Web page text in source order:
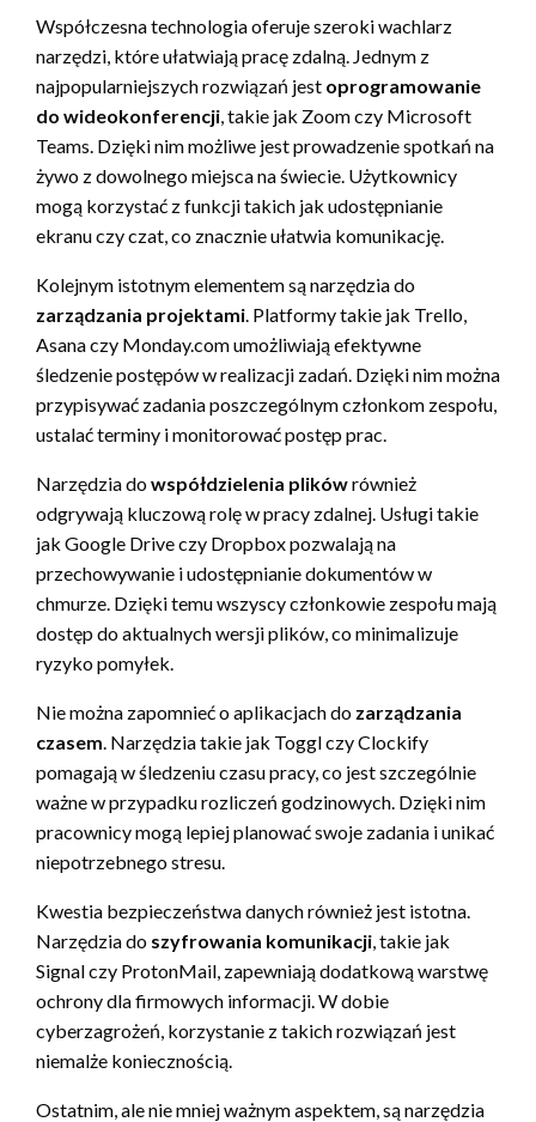
Współczesna technologia oferuje szeroki wachlarz
narzędzi, które ułatwiają pracę zdalną. Jednym z
najpopularniejszych rozwiązań jest oprogramowanie
do wideokonferencji, takie jak Zoom czy Microsoft
Teams. Dzięki nim możliwe jest prowadzenie spotkań na
żywo z dowolnego miejsca na świecie. Użytkownicy
mogą korzystać z funkcji takich jak udostępnianie
ekranu czy czat, co znacznie ułatwia komunikację.
Kolejnym istotnym elementem są narzędzia do
zarządzania projektami. Platformy takie jak Trello,
Asana czy Monday.com umożliwiają efektywne
śledzenie postępów w realizacji zadań. Dzięki nim można
przypisywać zadania poszczególnym członkom zespołu,
ustalać terminy i monitorować postęp prac.
Narzędzia dowspółdzielenia plikówrównież
odgrywają kluczową rolę w pracy zdalnej. Usługi takie
jak Google Drive czy Dropbox pozwalają na
przechowywanie i udostępnianie dokumentów w
chmurze. Dzięki temu wszyscy członkowie zespołu mają
dostęp do aktualnych wersji plików, co minimalizuje
ryzyko pomyłek.
Nie można zapomnieć o aplikacjach do zarządzania
czasem. Narzędzia takie jak Toggl czy Clockify
pomagają w śledzeniu czasu pracy, co jest szczególnie
ważne w przypadku rozliczeń godzinowych. Dzięki nim
pracownicy mogą lepiej planować swoje zadania i unikać
niepotrzebnego stresu.
Kwestia bezpieczeństwa danych również jest istotna.
Narzędzia do szyfrowania komunikacji, takie jak
Signal czy ProtonMail, zapewniają dodatkową warstwę
ochrony dla firmowych informacji. W dobie
cyberzagrożeń, korzystanie z takich rozwiązań jest
niemalże koniecznością.
Ostatnim, ale nie mniej ważnym aspektem, są narzędzia